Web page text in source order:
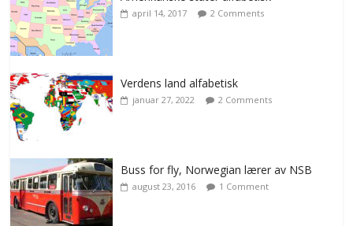
april 14, 2017 2 Comments
Verdens land alfabetisk
januar 27, 2022 2 Comments
Buss for fly, Norwegian lærer av NSB
august 23, 2016 1 Comment